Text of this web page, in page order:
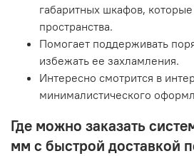
габаритных шкафов,
пространства.
Помогает поддерживать
избежать ее захламления.
Интересно смотрится в
минималистического
Где можно заказать
мм с быстрой доставкой